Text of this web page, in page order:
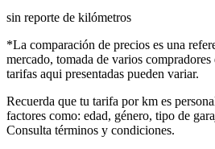
sin reporte de kilómetros
*La comparación de precios es una
mercado, tomada de varios
tarifas aqui presentadas pueden variar.
Recuerda que tu tarifa por km es
factores como: edad, género, tipo de
Consulta términos y condiciones.